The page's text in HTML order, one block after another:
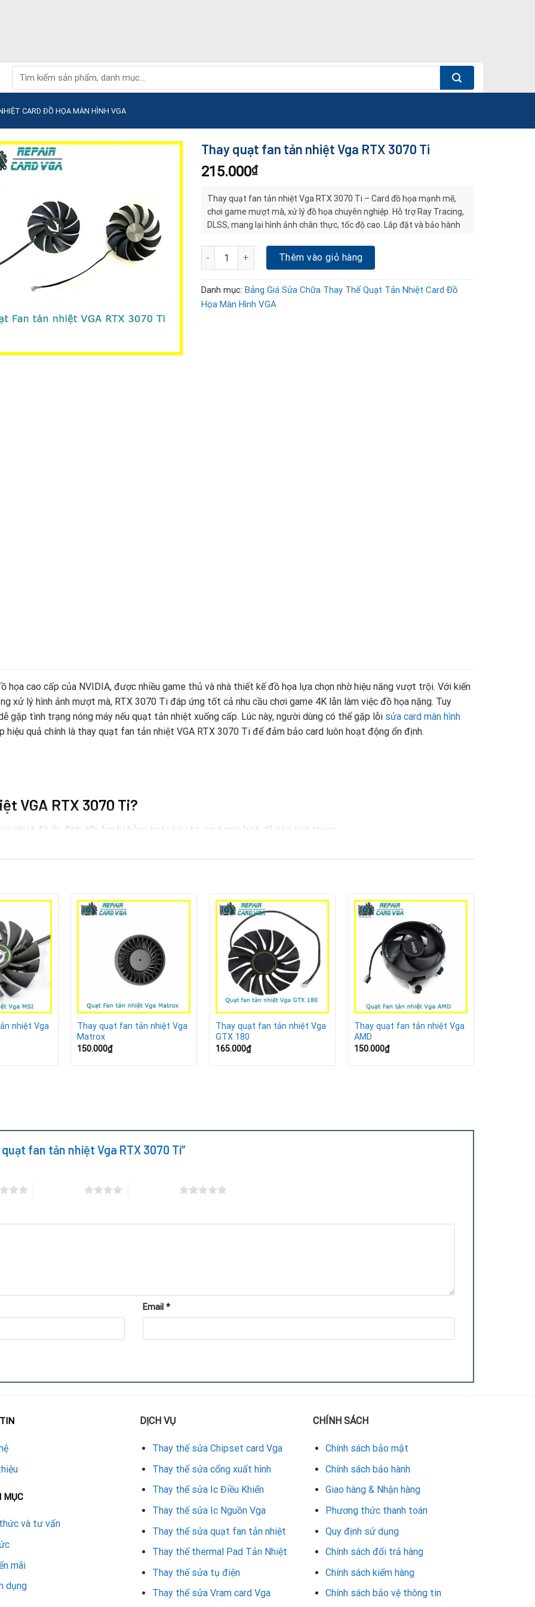
kiếm:
CARD ĐỒ HỌA MÀN HÌNH VGA
Thay quạt fan tản nhiệt Vga RTX 3070 Ti
215.000₫
Thay quạt fan tản nhiệt Vga RTX 3070 Ti – Card đồ họa mạnh mẽ,
chơi game mượt mà, xử lý đồ họa chuyên nghiệp. Hỗ trợ Ray Tracing,
DLSS, mang lại hình ảnh chân thực, tốc độ cao. Lắp đặt và bảo hành
Thay quạt fan tản nhiệt Vga RTX 3070 Ti số lượng
Thêm vào giỏ hàng
Danh mục: Bảng Giá Sửa Chữa Thay Thế Quạt Tản Nhiệt Card Đồ
Họa Màn Hình VGA
họa cao cấp của NVIDIA, được nhiều game thủ và nhà thiết kế đồ họa lựa chọn nhờ hiệu năng vượt trội. Với kiến
xử lý hình ảnh mượt mà, RTX 3070 Ti đáp ứng tốt cả nhu cầu chơi game 4K lẫn làm việc đồ họa nặng. Tuy
gặp tình trạng nóng máy nếu quạt tản nhiệt xuống cấp. Lúc này, người dùng có thể gặp lỗi sửa card màn hình
hiệu quả chính là thay quạt fan tản nhiệt VGA RTX 3070 Ti để đảm bảo card luôn hoạt động ổn định.
VGA RTX 3070 Ti?
nhiệt độ ổn định. Khi fan bị hỏng hoặc kêu to, card màn hình dễ gặp tình trạng:
cơ cháy chip.
dẫn đến chi phí sửa chữa cao hơn.
3070 Ti
các dấu hiệu:
cơ bản.
không hiển thị hình ảnh.
VGA RTX 3070 Ti
GIÁ THAM KHẢO (VNĐ)
BẢO HÀNH
450.000 – 650.000
3 – 6 tháng
150.000 – 250.000
–
300.000 – 800.000 (tùy lỗi) 1 – 3 tháng
linh kiện thay thế.
3070 Ti
nhiệt Vga
Thay quạt fan tản nhiệt Vga
Matrox
150.000₫
Thay quạt fan tản nhiệt Vga
GTX 180
165.000₫
Thay quạt fan tản nhiệt Vga
AMD
150.000₫
fan tản nhiệt Vga RTX 3070 Ti”
Email *
MỤC
và tư vấn
mãi
dụng
DỊCH VỤ
Thay thế sửa Chipset card Vga
Thay thế sửa cổng xuất hình
Thay thế sửa Ic Điều Khiển
Thay thế sửa Ic Nguồn Vga
Thay thế sửa quạt fan tản nhiệt
Thay thế thermal Pad Tản Nhiệt
Thay thế sửa tụ điện
Thay thế sửa Vram card Vga
CHÍNH SÁCH
Chính sách bảo mật
Chính sách bảo hành
Giao hàng & Nhận hàng
Phương thức thanh toán
Quy định sử dụng
Chính sách đổi trả hàng
Chính sách kiểm hàng
Chính sách bảo vệ thông tin